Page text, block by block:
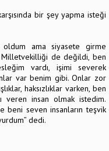
bir şey yapma isteği
ama siyasete girme
de değildi, ben
vardı, işimi severek
var benim gibi. Onlar zor
haksızlıklar varken, ben
veren insan olmak istedim.
beni seven insanların teşvik
dedi.